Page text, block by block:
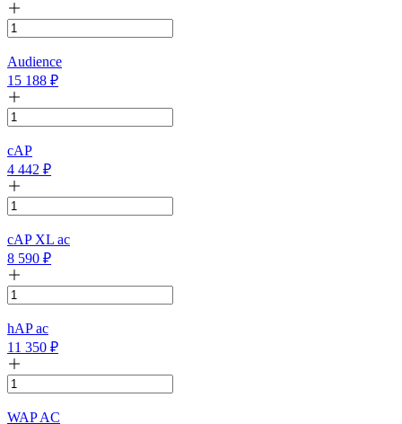
Audience
15 188 ₽
cAP
4 442 ₽
cAP XL ac
8 590 ₽
hAP ac
11 350 ₽
WAP AC